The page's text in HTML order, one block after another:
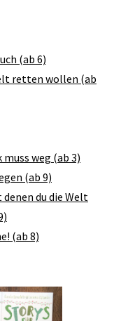
(ab 6)
retten wollen (ab
muss weg (ab 3)
(ab 9)
du die Welt
(ab 8)